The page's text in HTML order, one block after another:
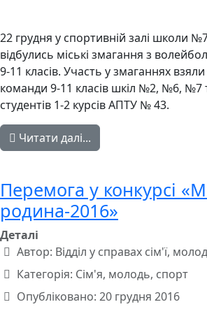
22 грудня у спортивній залі школи
відбулись міські змагання з
9-11 класів. Участь у змаганнях
команди 9-11 класів шкіл №2, №6, №7
студентів 1-2 курсів АПТУ № 43.
Читати далі...
Перемога у конкурсі
родина-2016»
Деталі
Автор: Відділ у справах сім'ї,
Категорія: Сім'я, молодь, спорт
Опубліковано: 20 грудня 2016